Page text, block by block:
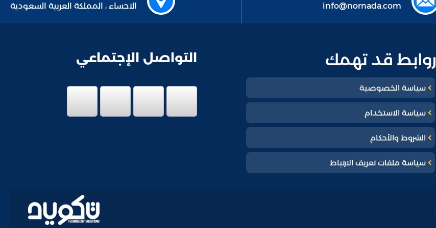
info@nornada.com
الاحساء ، المملكة العربية السعودية
روابط قد تهمك
سياسة الخصوصية
سياسة الاستخدام
الشروط والأحكام
سياسة ملفات تعريف الارتباط
التواصل الإجتماعي